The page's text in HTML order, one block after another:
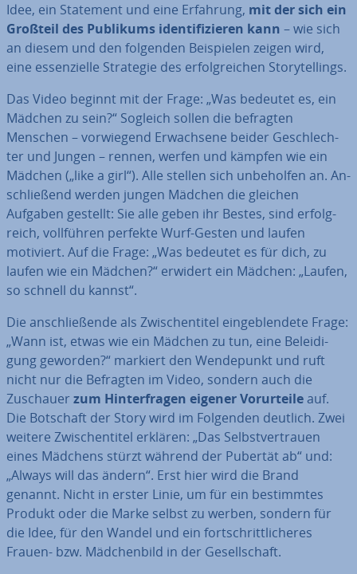
Idee, ein Statement und eine Erfahrung, mit der sich ein
Großteil des Publikums iden­ti­fi­zie­ren kann – wie sich
an diesem und den folgenden Bei­spie­len zeigen wird,
eine es­sen­zi­el­le Strategie des er­folg­rei­chen Sto­rytel­lings.
Das Video beginnt mit der Frage: „Was bedeutet es, ein
Mädchen zu sein?“ Sogleich sollen die befragten
Menschen – vor­wie­gend Er­wach­se­ne beider Ge­schlech­
ter und Jungen – rennen, werfen und kämpfen wie ein
Mädchen („like a girl“). Alle stellen sich un­be­hol­fen an. An­
schlie­ßend werden jungen Mädchen die gleichen
Aufgaben gestellt: Sie alle geben ihr Bestes, sind er­folg­
reich, voll­füh­ren perfekte Wurf-Gesten und laufen
motiviert. Auf die Frage: „Was bedeutet es für dich, zu
laufen wie ein Mädchen?“ erwidert ein Mädchen: „Laufen,
so schnell du kannst“.
Die an­schlie­ßen­de als Zwi­schen­ti­tel ein­ge­blen­de­te Frage:
„Wann ist, etwas wie ein Mädchen zu tun, eine Be­lei­di­
gung geworden?“ markiert den Wen­de­punkt und ruft
nicht nur die Befragten im Video, sondern auch die
Zuschauer zum Hin­ter­fra­gen eigener Vor­ur­tei­leauf.
Die Botschaft der Story wird im Folgenden deutlich. Zwei
weitere Zwi­schen­ti­tel erklären: „Das Selbst­ver­trau­en
eines Mädchens stürzt während der Pubertät ab“ und:
„Always will das ändern“. Erst hier wird die Brand
genannt. Nicht in erster Linie, um für ein be­stimm­tes
Produkt oder die Marke selbst zu werben, sondern für
die Idee, für den Wandel und ein fort­schritt­li­che­res
Frauen- bzw. Mäd­chen­bild in der Ge­sell­schaft.